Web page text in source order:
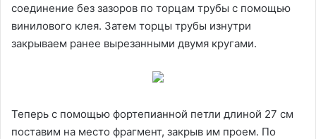
соединение без зазоров по торцам трубы с помощью
винилового клея. Затем торцы трубы изнутри
закрываем ранее вырезанными двумя кругами.
Теперь с помощью фортепианной петли длиной 27 см
поставим на место фрагмент, закрыв им проем. По